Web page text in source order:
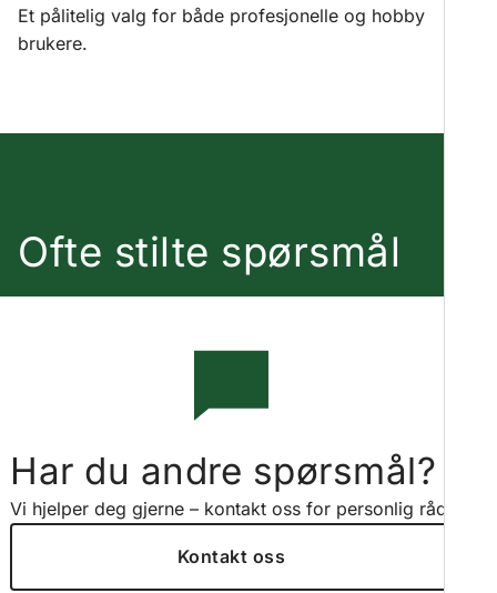
Et pålitelig valg for både profesjonelle og hobby
brukere.
Ofte stilte spørsmål
Har du andre spørsmål?
Vi hjelper deg gjerne – kontakt oss for personlig råd.
Kontakt oss